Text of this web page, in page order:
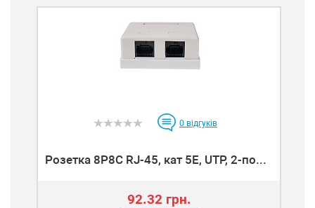
0 відгуків
Розетка 8P8C RJ-45, кат 5Е, UTP, 2-по...
92.32 грн.